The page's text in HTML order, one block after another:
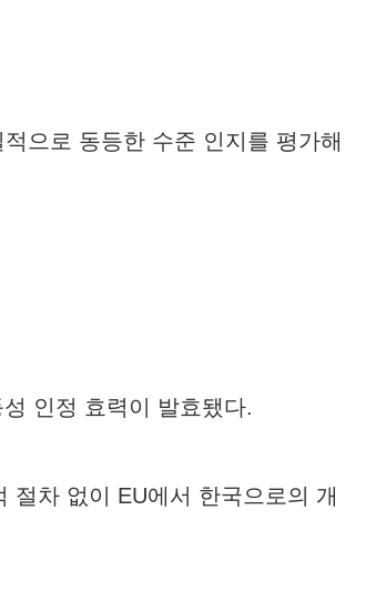
으로 동등한 수준 인지를 평가해
인정 효력이 발효됐다.
절차 없이 EU에서 한국으로의 개